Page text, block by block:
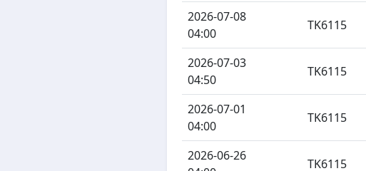
2026-07-08
04:00
TK6115
2026-07-03
04:50
TK6115
2026-07-01
04:00
TK6115
2026-06-26
TK6115